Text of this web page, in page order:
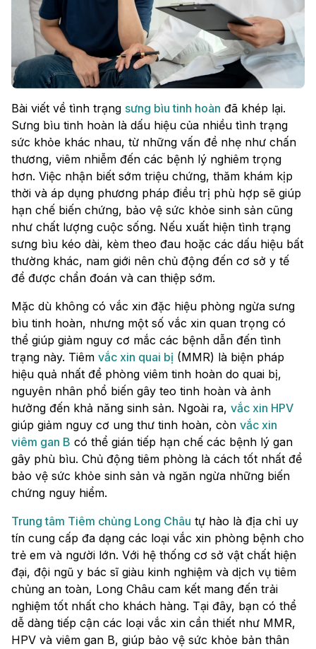
Bài viết về tình trạng sưng bìu tinh hoàn đã khép lại.
Sưng bìu tinh hoàn là dấu hiệu của nhiều tình trạng
sức khỏe khác nhau, từ những vấn đề nhẹ như chấn
thương, viêm nhiễm đến các bệnh lý nghiêm trọng
hơn. Việc nhận biết sớm triệu chứng, thăm khám kịp
thời và áp dụng phương pháp điều trị phù hợp sẽ giúp
hạn chế biến chứng, bảo vệ sức khỏe sinh sản cũng
như chất lượng cuộc sống. Nếu xuất hiện tình trạng
sưng bìu kéo dài, kèm theo đau hoặc các dấu hiệu bất
thường khác, nam giới nên chủ động đến cơ sở y tế
để được chẩn đoán và can thiệp sớm.
Mặc dù không có vắc xin đặc hiệu phòng ngừa sưng
bìu tinh hoàn, nhưng một số vắc xin quan trọng có
thể giúp giảm nguy cơ mắc các bệnh dẫn đến tình
trạng này. Tiêm vắc xin quai bị (MMR) là biện pháp
hiệu quả nhất để phòng viêm tinh hoàn do quai bị,
nguyên nhân phổ biến gây teo tinh hoàn và ảnh
hưởng đến khả năng sinh sản. Ngoài ra, vắc xin HPV
giúp giảm nguy cơ ung thư tinh hoàn, còn vắc xin
viêm gan B có thể gián tiếp hạn chế các bệnh lý gan
gây phù bìu. Chủ động tiêm phòng là cách tốt nhất để
bảo vệ sức khỏe sinh sản và ngăn ngừa những biến
chứng nguy hiểm.
Trung tâm Tiêm chủng Long Châu tự hào là địa chỉ uy
tín cung cấp đa dạng các loại vắc xin phòng bệnh cho
trẻ em và người lớn. Với hệ thống cơ sở vật chất hiện
đại, đội ngũ y bác sĩ giàu kinh nghiệm và dịch vụ tiêm
chủng an toàn, Long Châu cam kết mang đến trải
nghiệm tốt nhất cho khách hàng. Tại đây, bạn có thể
dễ dàng tiếp cận các loại vắc xin cần thiết như MMR,
HPV và viêm gan B, giúp bảo vệ sức khỏe bản thân